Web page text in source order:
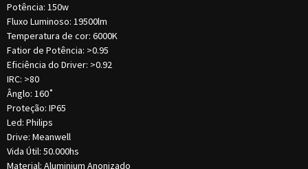
Potência: 150w
Fluxo Luminoso: 19500lm
Temperatura de cor: 6000K
Fatior de Potência: >0.95
Eficiência do Driver: >0.92
IRC: >80
Ânglo: 160˚
Proteção: IP65
Led: Philips
Drive: Meanwell
Vida Útil: 50.000hs
Material: Aluminium Anonizado